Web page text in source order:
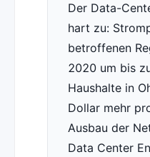
Der Data-
hart zu:
betroffenen
2020 um bis
Haushalte in
Dollar mehr
Ausbau der
Data Center